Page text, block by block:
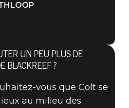
UN PEU PLUS DE
BLACKREEF ?
vous que Colt se
au milieu des